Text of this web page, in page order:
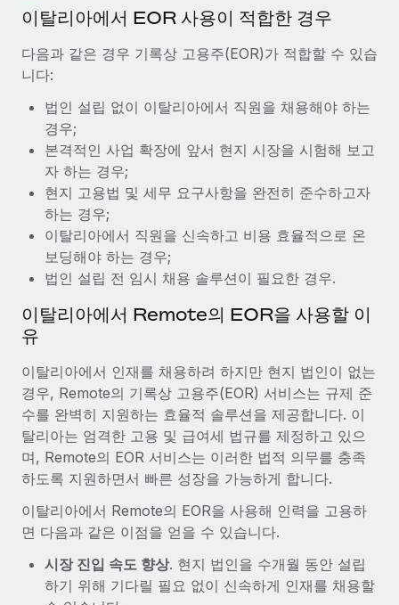
직원 해외 이전을 간편하게 처리
복리후생
손쉬운 직원 복리후생 관리
블로그 둘러보기
블로그
Remote 제품 관련 소식: Gusto 및 Xero와의 통합과
Remote Contractor Management Plus
Remote의 사명은 모든 규모의 기업이 전 세계 어디서든 업무에 가
장 적합 사람을 찾아 채용 및 관리하고 급여를 지급하도록 돕는 것
입니다. 이를 위해 최근 몇 주 동안 새로운...
자세히 알아보기
Shootsta가 Remote를 통해 네 개의 시장에서 글로벌
채용을 확장한 방법
에게는 흥미롭고 전문적인 비디오 제작이 어느 때보다 중요해졌습
니다. 그러나 대부분의 회사들은 그렇게 높은 품질의...
자세히 알아보기
이탈리아에서 EOR 사용이 적합한 경우
다음과 같은 경우 기록상 고용주(EOR)가 적합할 수 있습
니다:
법인 설립 없이 이탈리아에서 직원을 채용해야 하는
경우;
본격적인 사업 확장에 앞서 현지 시장을 시험해 보고
자 하는 경우;
현지 고용법 및 세무 요구사항을 완전히 준수하고자
하는 경우;
이탈리아에서 직원을 신속하고 비용 효율적으로 온
보딩해야 하는 경우;
법인 설립 전 임시 채용 솔루션이 필요한 경우.
이탈리아에서 Remote의 EOR을 사용할 이
유
이탈리아에서 인재를 채용하려 하지만 현지 법인이 없는
경우, Remote의 기록상 고용주(EOR) 서비스는 규제 준
수를 완벽히 지원하는 효율적 솔루션을 제공합니다. 이
탈리아는 엄격한 고용 및 급여세 법규를 제정하고 있으
며, Remote의 EOR 서비스는 이러한 법적 의무를 충족
하도록 지원하면서 빠른 성장을 가능하게 합니다.
이탈리아에서 Remote의 EOR을 사용해 인력을 고용하
면 다음과 같은 이점을 얻을 수 있습니다.
시장 진입 속도 향상. 현지 법인을 수개월 동안 설립
하기 위해 기다릴 필요 없이 신속하게 인재를 채용할